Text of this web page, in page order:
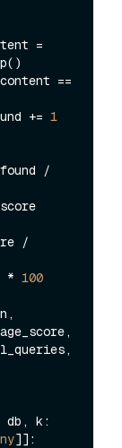
==
+=
1
*
100
]]: